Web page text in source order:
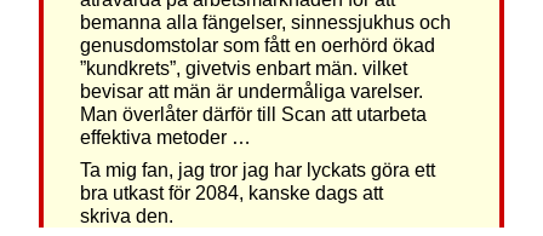
bemanna alla fängelser, sinnessjukhus och
genusdomstolar som fått en oerhörd ökad
”kundkrets”, givetvis enbart män. vilket
bevisar att män är undermåliga varelser.
Man överlåter därför till Scan att utarbeta
effektiva metoder …
Ta mig fan, jag tror jag har lyckats göra ett
bra utkast för 2084, kanske dags att
skriva den.